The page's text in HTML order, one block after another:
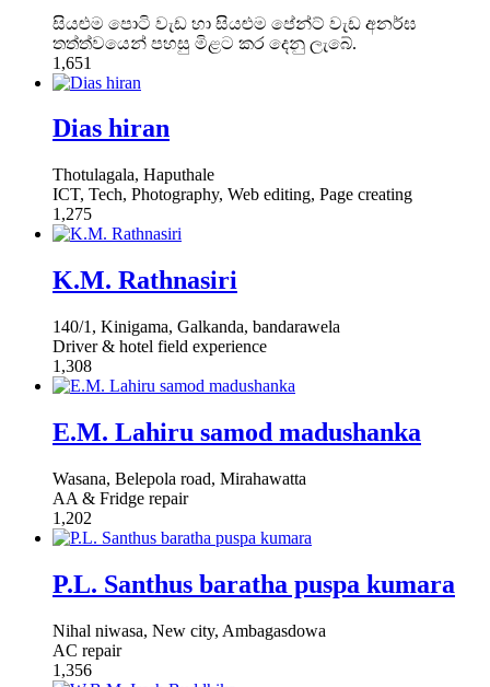
සියළුම පොටි වැඩ හා සියළුම පේන්ට් වැඩ අනර්ඝ
තත්ත්වයෙන් පහසු මිළට කර දෙනු ලැබේ.
1,651
Dias hiran
Thotulagala, Haputhale
ICT, Tech, Photography, Web editing, Page creating
1,275
K.M. Rathnasiri
140/1, Kinigama, Galkanda, bandarawela
Driver & hotel field experience
1,308
E.M. Lahiru samod madushanka
Wasana, Belepola road, Mirahawatta
AA & Fridge repair
1,202
P.L. Santhus baratha puspa kumara
Nihal niwasa, New city, Ambagasdowa
AC repair
1,356